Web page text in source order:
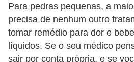
Para pedras pequenas, a
precisa de nenhum outro
tomar remédio para dor e
líquidos. Se o seu médico
sair por conta própria, e se